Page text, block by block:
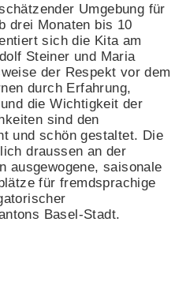
Umgebung für
drei Monaten bis 10
sich die Kita am
Steiner und Maria
der Respekt vor dem
durch Erfahrung,
die Wichtigkeit der
sind den
und schön gestaltet. Die
draussen an der
ausgewogene, saisonale
für fremdsprachige
Basel-Stadt.